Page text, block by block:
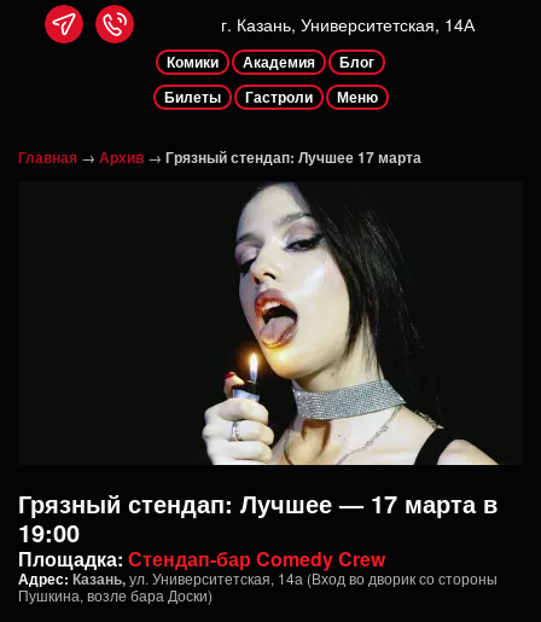
г. Казань, Университетская, 14А
Комики Академия
Блог
Билеты
Гастроли Меню
Главная → Архив → Грязный стендап: Лучшее 17 марта
Грязный стендап: Лучшее — 17 марта в
19:00
Площадка: Стендап-бар Comedy Crew
Адрес: Казань,ул. Университетская, 14а (Вход во дворик со стороны
Пушкина, возле бара Доски)